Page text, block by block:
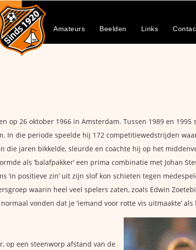
Amateurs Beelden Links
op 26 oktober 1966 in Amsterdam. Tussen 1989 en 1995
In die periode speelde hij 172 competitiewedstrijden
die jaren bikkelde, sleurde en coachte hij op het
als ‘balafpakker’ een prima combinatie met Johan
‘in positieve zin’ uit zijn slof kon schieten tegen
waarin heel veel spelers zaten, zoals Edwin
vonden dat je ‘iemand voor rotte vis uitmaakte’
op een steenworp afstand van de